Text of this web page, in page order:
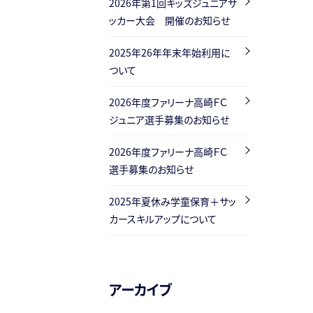
2026年第1回キッズジュニアサ
ッカー大会 開催のお知らせ
2025年26年年末年始利用に
ついて
2026年度ファリーナ高崎ＦＣ
ジュニア選手募集のお知らせ
2026年度ファリーナ高崎ＦＣ
選手募集のお知らせ
2025年夏休み学童保育＋サッ
カースキルアップについて
アーカイブ